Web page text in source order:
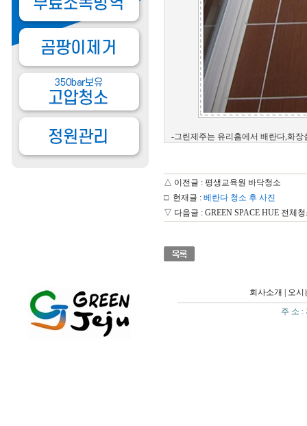
-그린제주는 유리홈에서 배란다,화
△ 이전글 : 평생교육원 바닥청소
□ 현재글 : 베란다 청소 후 사진
▽ 다음글 : GREEN SPACE HUE 전체
회사소개
오시
주 소 :